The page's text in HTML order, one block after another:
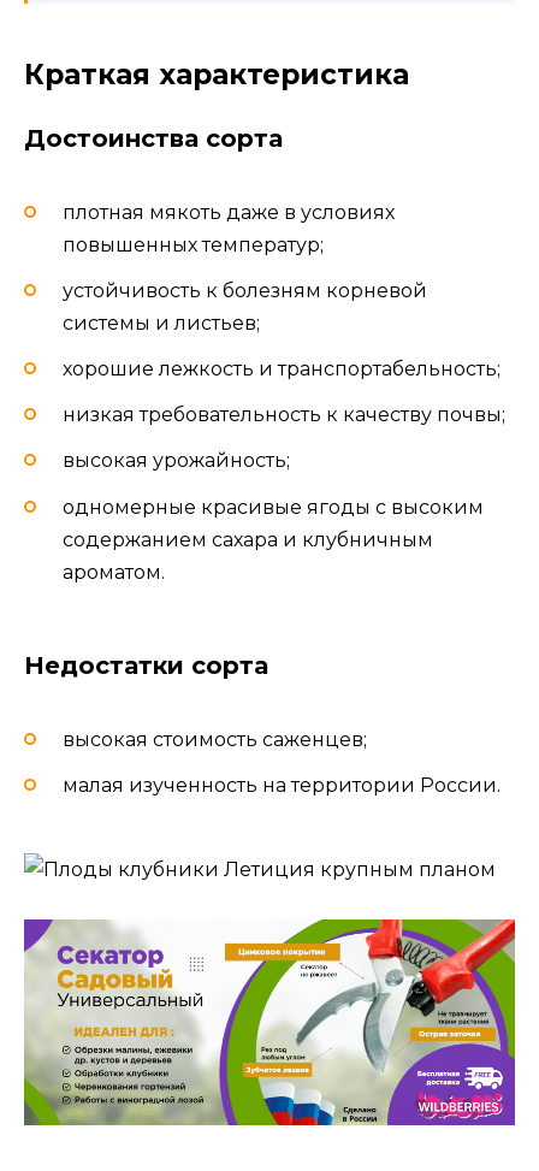
Краткая характеристика
Достоинства сорта
плотная мякоть даже в условиях
повышенных температур;
устойчивость к болезням корневой
системы и листьев;
хорошие лежкость и транспортабельность;
низкая требовательность к качеству почвы;
высокая урожайность;
одномерные красивые ягоды с высоким
содержанием сахара и клубничным
ароматом.
Недостатки сорта
высокая стоимость саженцев;
малая изученность на территории России.